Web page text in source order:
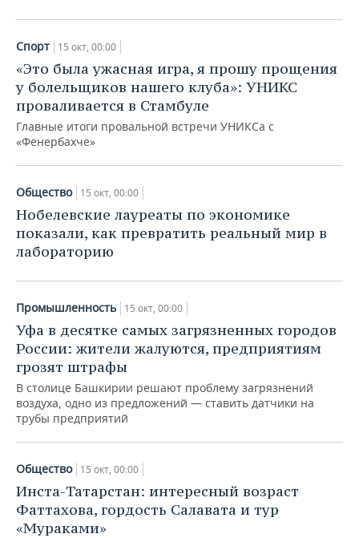
Спорт 15 окт, 00:00
«Это была ужасная игра, я прошу прощения
у болельщиков нашего клуба»: УНИКС
проваливается в Стамбуле
Главные итоги провальной встречи УНИКСа с
«Фенербахче»
Общество 15 окт, 00:00
Нобелевские лауреаты по экономике
показали, как превратить реальный мир в
лабораторию
Промышленность 15 окт, 00:00
Уфа в десятке самых загрязненных городов
России: жители жалуются, предприятиям
грозят штрафы
В столице Башкирии решают проблему загрязнений
воздуха, одно из предложений — ставить датчики на
трубы предприятий
Общество 15 окт, 00:00
Инста-Татарстан: интересный возраст
Фаттахова, гордость Салавата и тур
«Мураками»